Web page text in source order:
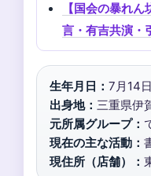
【国会の暴れ
言・有吉共演・
生年月日： 7月14
出身地： 三重県伊
元所属グループ：
現在の主な活動：
現住所（店舗）：